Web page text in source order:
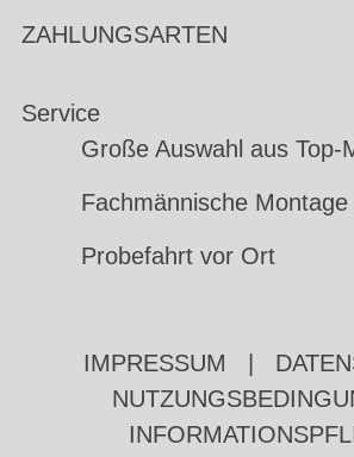
ZAHLUNGSARTEN
Service
Große Auswahl aus Top-
Fachmännische Montage
Probefahrt vor Ort
IMPRESSUM